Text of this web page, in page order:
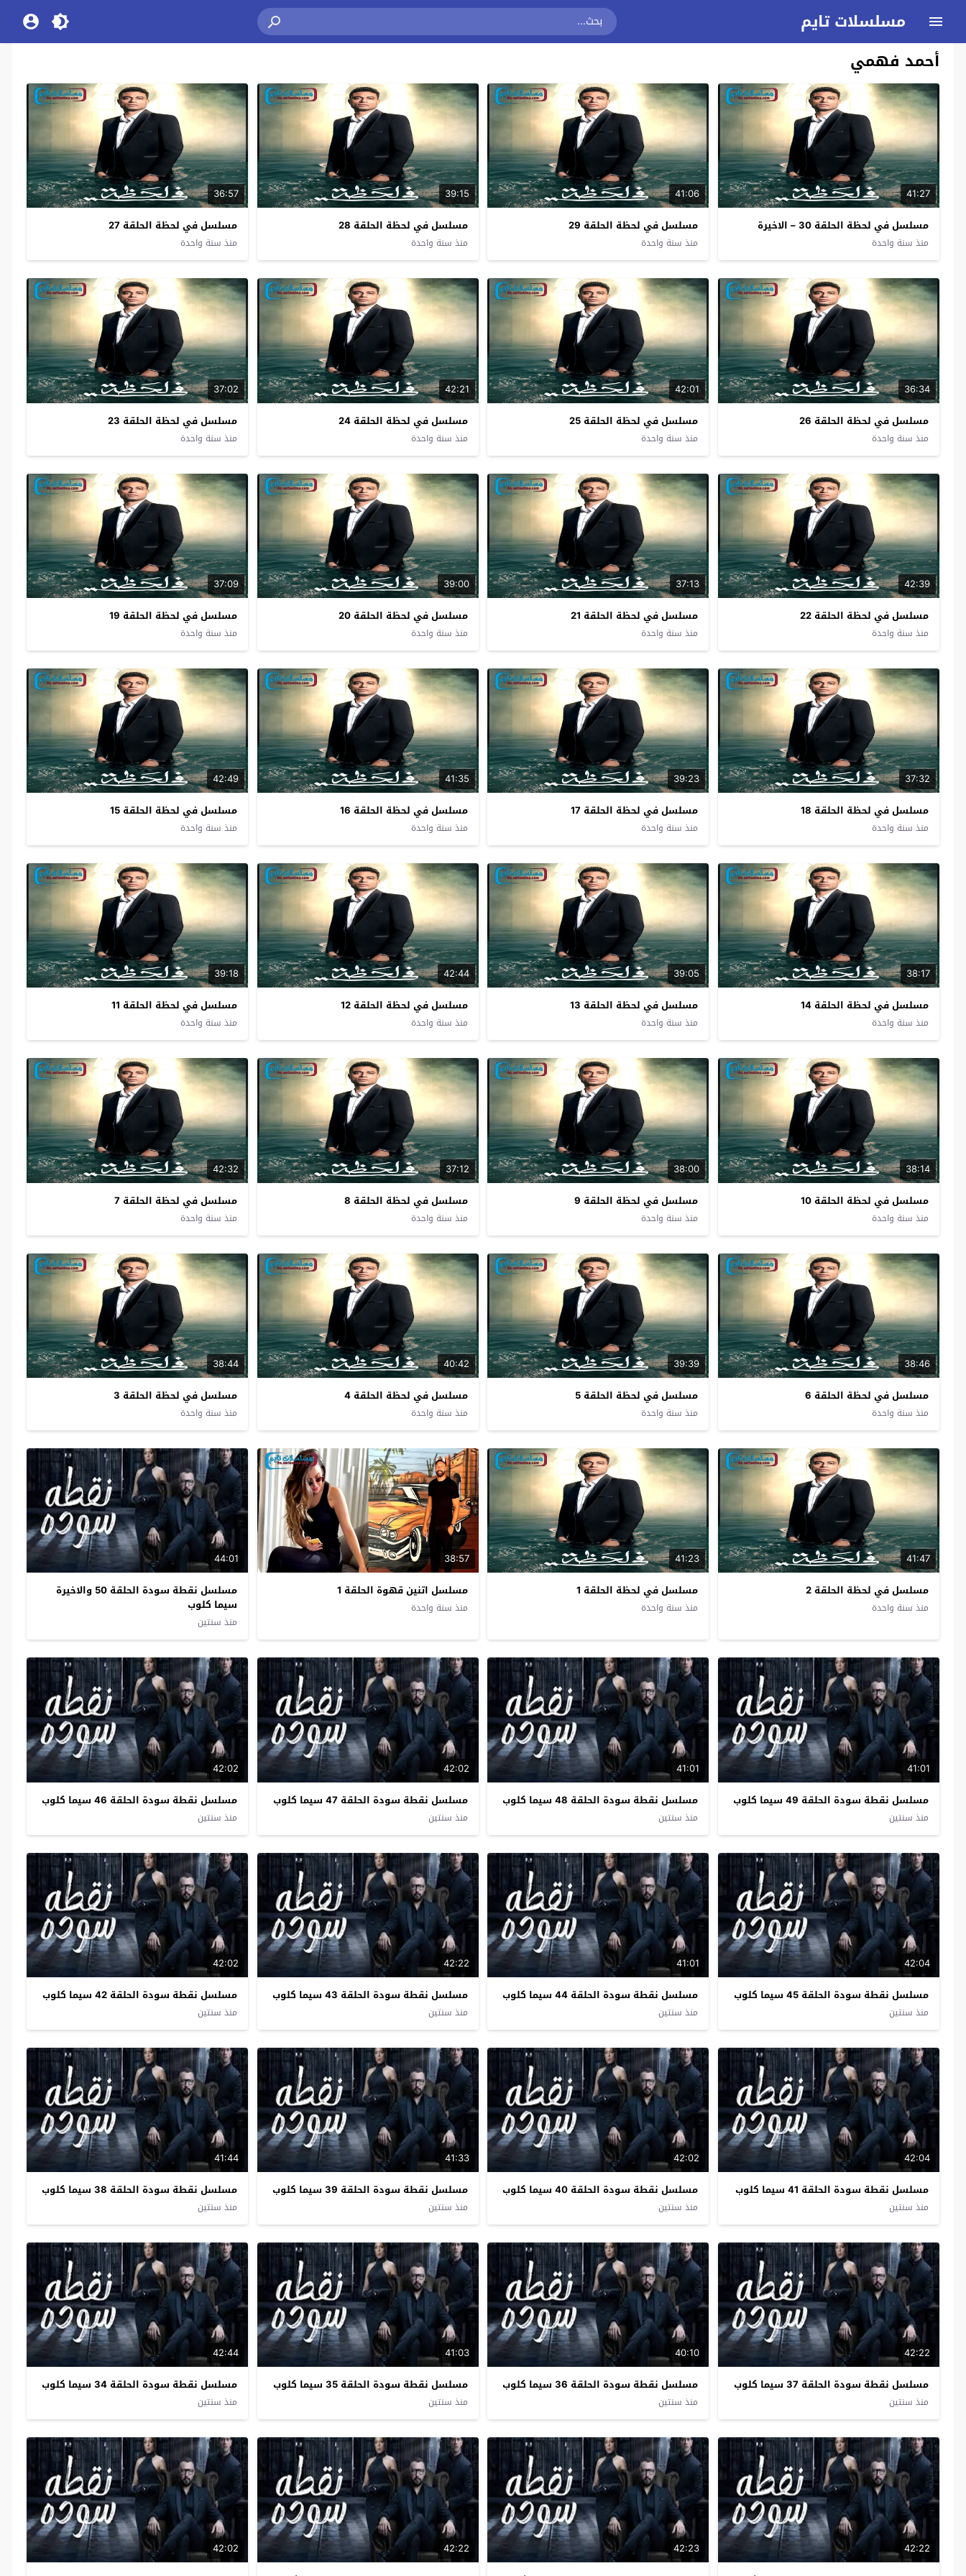
مسلسلات تايم
أحمد فهمي
41:27
مسلسل في لحظة الحلقة 30 – الاخيرة
منذ سنة واحدة
41:06
مسلسل في لحظة الحلقة 29
منذ سنة واحدة
39:15
مسلسل في لحظة الحلقة 28
منذ سنة واحدة
36:57
مسلسل في لحظة الحلقة 27
منذ سنة واحدة
36:34
مسلسل في لحظة الحلقة 26
منذ سنة واحدة
42:01
مسلسل في لحظة الحلقة 25
منذ سنة واحدة
42:21
مسلسل في لحظة الحلقة 24
منذ سنة واحدة
37:02
مسلسل في لحظة الحلقة 23
منذ سنة واحدة
42:39
مسلسل في لحظة الحلقة 22
منذ سنة واحدة
37:13
مسلسل في لحظة الحلقة 21
منذ سنة واحدة
39:00
مسلسل في لحظة الحلقة 20
منذ سنة واحدة
37:09
مسلسل في لحظة الحلقة 19
منذ سنة واحدة
37:32
مسلسل في لحظة الحلقة 18
منذ سنة واحدة
39:23
مسلسل في لحظة الحلقة 17
منذ سنة واحدة
41:35
مسلسل في لحظة الحلقة 16
منذ سنة واحدة
42:49
مسلسل في لحظة الحلقة 15
منذ سنة واحدة
38:17
مسلسل في لحظة الحلقة 14
منذ سنة واحدة
39:05
مسلسل في لحظة الحلقة 13
منذ سنة واحدة
42:44
مسلسل في لحظة الحلقة 12
منذ سنة واحدة
39:18
مسلسل في لحظة الحلقة 11
منذ سنة واحدة
38:14
مسلسل في لحظة الحلقة 10
منذ سنة واحدة
38:00
مسلسل في لحظة الحلقة 9
منذ سنة واحدة
37:12
مسلسل في لحظة الحلقة 8
منذ سنة واحدة
42:32
مسلسل في لحظة الحلقة 7
منذ سنة واحدة
38:46
مسلسل في لحظة الحلقة 6
منذ سنة واحدة
39:39
مسلسل في لحظة الحلقة 5
منذ سنة واحدة
40:42
مسلسل في لحظة الحلقة 4
منذ سنة واحدة
38:44
مسلسل في لحظة الحلقة 3
منذ سنة واحدة
41:47
مسلسل في لحظة الحلقة 2
منذ سنة واحدة
41:23
مسلسل في لحظة الحلقة 1
منذ سنة واحدة
38:57
مسلسل اتنين قهوة الحلقة 1
منذ سنة واحدة
44:01
مسلسل نقطة سودة الحلقة 50 والاخيرة
سيما كلوب
منذ سنتين
41:01
مسلسل نقطة سودة الحلقة 49 سيما كلوب
منذ سنتين
41:01
مسلسل نقطة سودة الحلقة 48 سيما كلوب
منذ سنتين
42:02
مسلسل نقطة سودة الحلقة 47 سيما كلوب
منذ سنتين
42:02
مسلسل نقطة سودة الحلقة 46 سيما كلوب
منذ سنتين
42:04
مسلسل نقطة سودة الحلقة 45 سيما كلوب
منذ سنتين
41:01
مسلسل نقطة سودة الحلقة 44 سيما كلوب
منذ سنتين
42:22
مسلسل نقطة سودة الحلقة 43 سيما كلوب
منذ سنتين
42:02
مسلسل نقطة سودة الحلقة 42 سيما كلوب
منذ سنتين
42:04
مسلسل نقطة سودة الحلقة 41 سيما كلوب
منذ سنتين
42:02
مسلسل نقطة سودة الحلقة 40 سيما كلوب
منذ سنتين
41:33
مسلسل نقطة سودة الحلقة 39 سيما كلوب
منذ سنتين
41:44
مسلسل نقطة سودة الحلقة 38 سيما كلوب
منذ سنتين
42:22
مسلسل نقطة سودة الحلقة 37 سيما كلوب
منذ سنتين
40:10
مسلسل نقطة سودة الحلقة 36 سيما كلوب
منذ سنتين
41:03
مسلسل نقطة سودة الحلقة 35 سيما كلوب
منذ سنتين
42:44
مسلسل نقطة سودة الحلقة 34 سيما كلوب
منذ سنتين
42:22
42:23
42:22
42:02